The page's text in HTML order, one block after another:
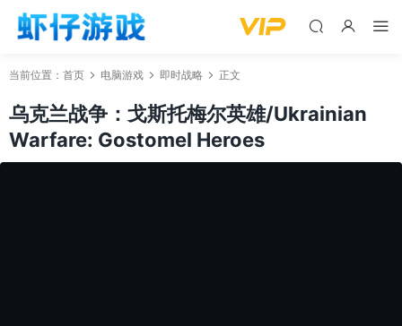
当前位置： 首页 电脑游戏 即时战略 正文
乌克兰战争：戈斯托梅尔英雄/Ukrainian
Warfare: Gostomel Heroes